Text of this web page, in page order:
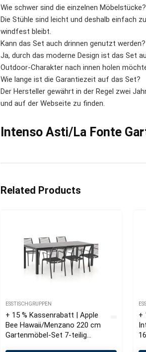
Wie schwer sind die einzelnen Möbelstücke?
Die Stühle sind leicht und deshalb einfach
windfest bleibt.
Kann das Set auch drinnen genutzt werden?
Ja, durch das moderne Design ist das Set
Outdoor-Charakter nach innen holen
Wie lange ist die Garantiezeit auf das Set?
Der Hersteller gewährt in der Regel zwei
und auf der Webseite zu finden.
Intenso Asti/La Fonte
Related Products
ESSTISCHGRUPPEN
+ 15 % Kassenrabatt | Apple
Bee Hawaii/Menzano 220 cm
Gartenmöbel-Set 7-teilig
+